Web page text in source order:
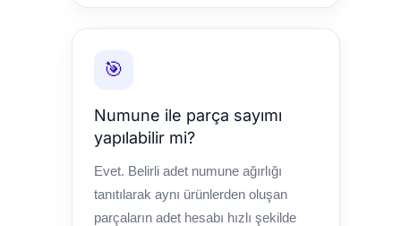
🎯
Numune ile parça sayımı
yapılabilir mi?
Evet. Belirli adet numune ağırlığı
tanıtılarak aynı ürünlerden oluşan
parçaların adet hesabı hızlı şekilde